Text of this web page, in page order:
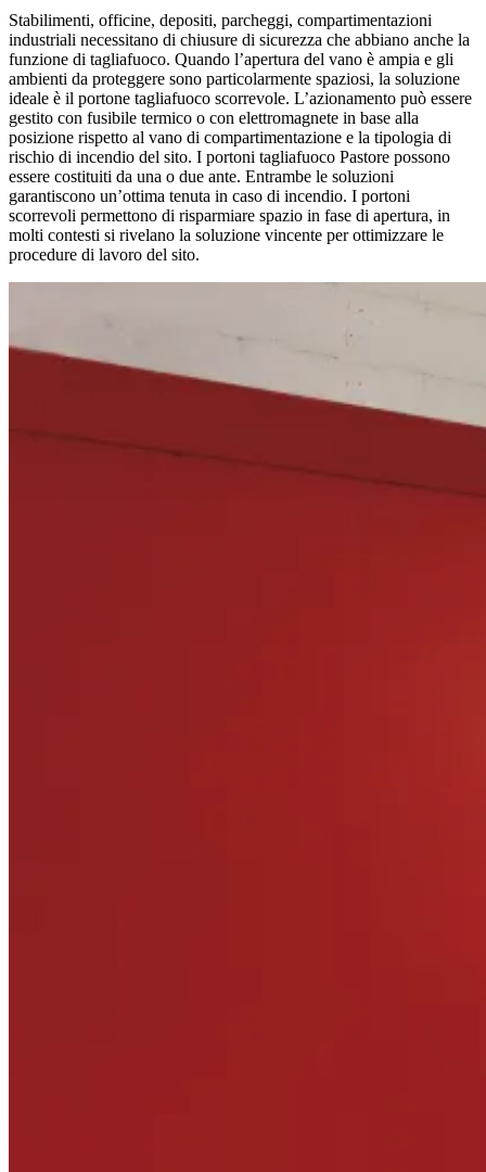
Stabilimenti, officine, depositi, parcheggi, compartimentazioni
industriali necessitano di chiusure di sicurezza che abbiano anche la
funzione di tagliafuoco. Quando l’apertura del vano è ampia e gli
ambienti da proteggere sono particolarmente spaziosi, la soluzione
ideale è il portone tagliafuoco scorrevole. L’azionamento può essere
gestito con fusibile termico o con elettromagnete in base alla
posizione rispetto al vano di compartimentazione e la tipologia di
rischio di incendio del sito. I portoni tagliafuoco Pastore possono
essere costituiti da una o due ante. Entrambe le soluzioni
garantiscono un’ottima tenuta in caso di incendio. I portoni
scorrevoli permettono di risparmiare spazio in fase di apertura, in
molti contesti si rivelano la soluzione vincente per ottimizzare le
procedure di lavoro del sito.